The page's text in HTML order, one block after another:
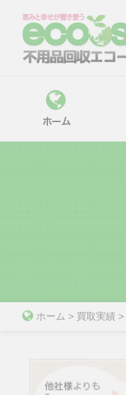
content
ホーム > 買取実績 >